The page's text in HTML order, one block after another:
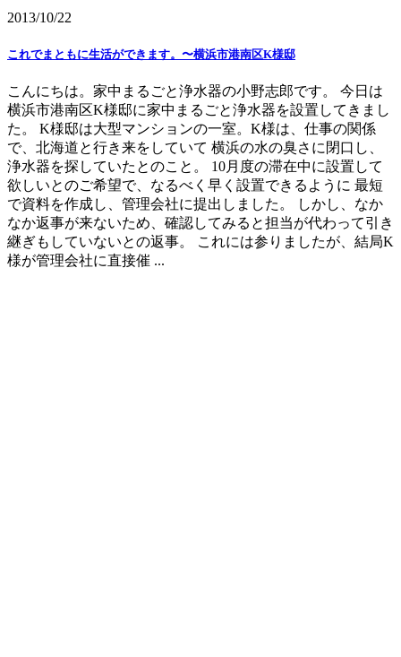
2013/10/22
これでまともに生活ができます。〜横浜市港南区K様邸
こんにちは。家中まるごと浄水器の小野志郎です。 今日は
横浜市港南区K様邸に家中まるごと浄水器を設置してきまし
た。 K様邸は大型マンションの一室。K様は、仕事の関係
で、北海道と行き来をしていて 横浜の水の臭さに閉口し、
浄水器を探していたとのこと。 10月度の滞在中に設置して
欲しいとのご希望で、なるべく早く設置できるように 最短
で資料を作成し、管理会社に提出しました。 しかし、なか
なか返事が来ないため、確認してみると担当が代わって引き
継ぎもしていないとの返事。 これには参りましたが、結局K
様が管理会社に直接催 ...